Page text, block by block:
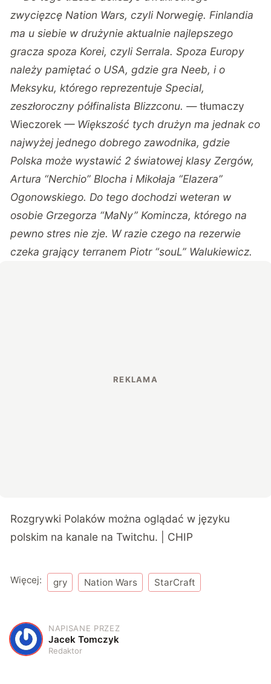
zwycięzcę Nation Wars, czyli Norwegię. Finlandia
ma u siebie w drużynie aktualnie najlepszego
gracza spoza Korei, czyli Serrala. Spoza Europy
należy pamiętać o USA, gdzie gra Neeb, i o
Meksyku, którego reprezentuje Special,
zeszłoroczny półfinalista Blizzconu. —tłumaczy
Wieczorek— Większość tych drużyn ma jednak co
najwyżej jednego dobrego zawodnika, gdzie
Polska może wystawić 2 światowej klasy Zergów,
Artura “Nerchio” Blocha i Mikołaja “Elazera”
Ogonowskiego. Do tego dochodzi weteran w
osobie Grzegorza “MaNy” Komincza, którego na
pewno stres nie zje. W razie czego na rezerwie
czeka grający terranem Piotr “souL” Walukiewicz.
Rozgrywki Polaków można oglądać w języku
polskim na kanale na Twitchu. | CHIP
Więcej: gry Nation Wars StarCraft
J
NAPISANE PRZEZ
Jacek Tomczyk
Redaktor